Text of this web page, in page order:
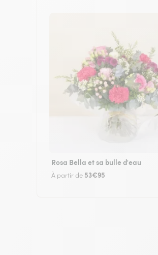
Rosa Bella et sa bulle d'eau
À partir de 53€95